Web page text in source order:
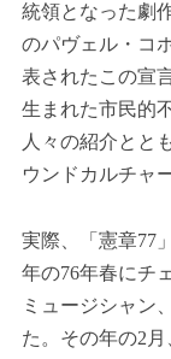
統領となった劇
のパヴェル・コ
表されたこの宣
生まれた市民的
人々の紹介とと
ウンドカルチャ
実際、「憲章77
年の76年春にチ
ミュージシャン
た。その年の2